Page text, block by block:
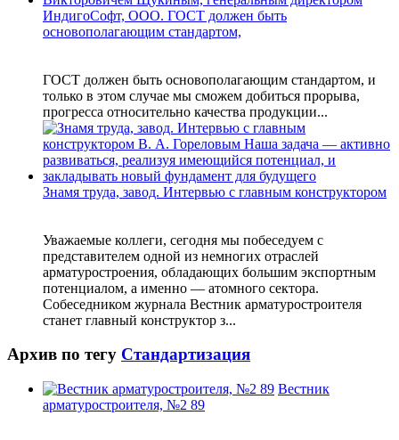
ИндигоСофт, ООО. ГОСТ должен быть
основополагающим стандартом,
ГОСТ должен быть основополагающим стандартом, и
только в этом случае мы сможем добиться прорыва,
прогресса относительно качества продукции...
Знамя труда, завод. Интервью с главным конструктором
Уважаемые коллеги, сегодня мы побеседуем с
представителем одной из немногих отраслей
арматуростроения, обладающих большим экспортным
потенциалом, а именно — атомного сектора.
Собеседником журнала Вестник арматуростроителя
станет главный конструктор з...
Архив по тегу Стандартизация
Вестник
арматуростроителя, №2 89